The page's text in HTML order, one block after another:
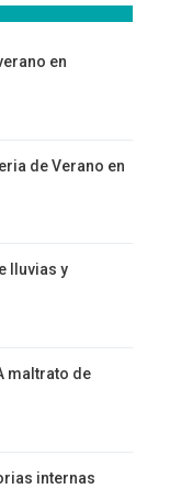
en
de Verano en
lluvias y
maltrato de
internas